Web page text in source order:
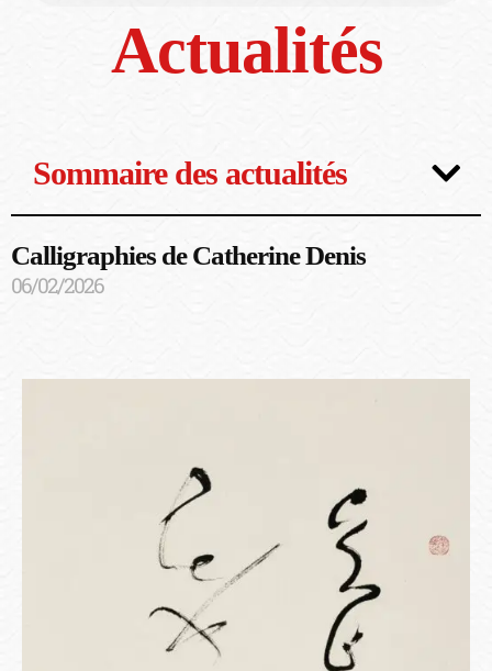
Actualités
Sommaire des actualités
Calligraphies de Catherine Denis
06/02/2026